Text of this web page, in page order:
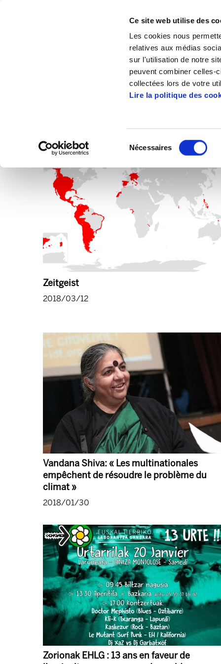
Ce site web utilise des
Les cookies nous
relatives aux médias
sur l'utilisation de notre
peuvent combiner celles-
collectées lors de votre
Lire la politique des
Nécessaires
Zeitgeist
2018/03/12
Vandana Shiva: « Les multinationales
empêchent de résoudre le problème du
climat »
2018/01/30
Zorionak EHLG : 13 ans en faveur de